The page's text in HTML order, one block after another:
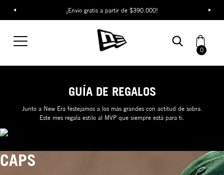
¡Envío gratis a partir de $390.000!
0
GUÍA DE REGALOS
Junto a New Era festejamos a los más grandes con actitud de sobra.
Este mes regala estilo al MVP que siempre está para ti.
CAPS